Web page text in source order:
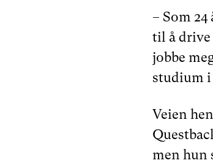
– Som
til å drive
jobbe
studium i
Veien
men hun